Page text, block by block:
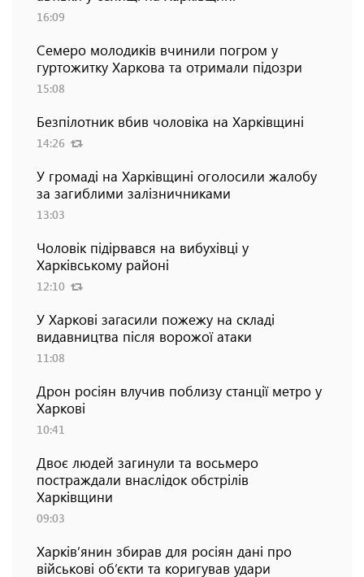
16:09
Семеро молодиків вчинили погром у
гуртожитку Харкова та отримали підозри
15:08
Безпілотник вбив чоловіка на Харківщині
14:26
У громаді на Харківщині оголосили жалобу
за загиблими залізничниками
13:03
Чоловік підірвався на вибухівці у
Харківському районі
12:10
У Харкові загасили пожежу на складі
видавництва після ворожої атаки
11:08
Дрон росіян влучив поблизу станції метро у
Харкові
10:41
Двоє людей загинули та восьмеро
постраждали внаслідок обстрілів
Харківщини
09:03
Харків’янин збирав для росіян дані про
військові об’єкти та коригував удари